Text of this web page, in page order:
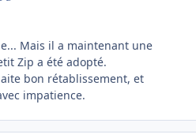
Mais il a maintenant une
Zip a été adopté.
bon rétablissement, et
impatience.